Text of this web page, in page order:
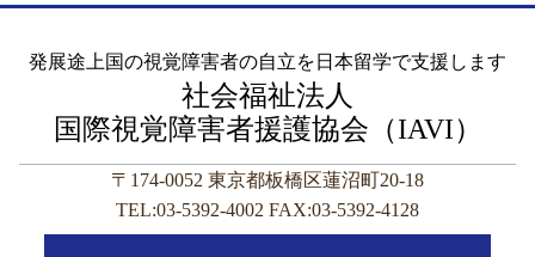
発展途上国の視覚障害者の自立を日本留学で支援します
社会福祉法人
国際視覚障害者援護協会（IAVI）
〒174-0052 東京都板橋区蓮沼町20-18
TEL:03-5392-4002 FAX:03-5392-4128